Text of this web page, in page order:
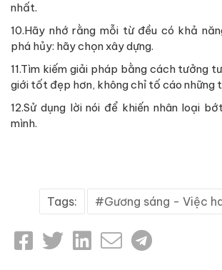
nhất.
10.Hãy nhớ rằng mỗi từ đều có khả
phá hủy: hãy chọn xây dựng.
11.Tìm kiếm giải pháp bằng cách tưởng
giới tốt đẹp hơn, không chỉ tố cáo những
12.Sử dụng lời nói để khiến nhân loại
mình.
Tags: Gương sáng - Việc